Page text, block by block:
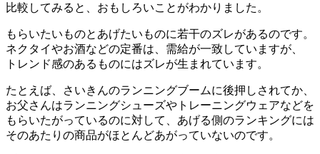
比較してみると、おもしろいことがわかりました。
もらいたいものとあげたいものに若干のズレがあるのです。
ネクタイやお酒などの定番は、需給が一致していますが、
トレンド感のあるものにはズレが生まれています。
たとえば、さいきんのランニングブームに後押しされてか、
お父さんはランニングシューズやトレーニングウェアなどを
もらいたがっているのに対して、あげる側のランキングには
そのあたりの商品がほとんどあがっていないのです。